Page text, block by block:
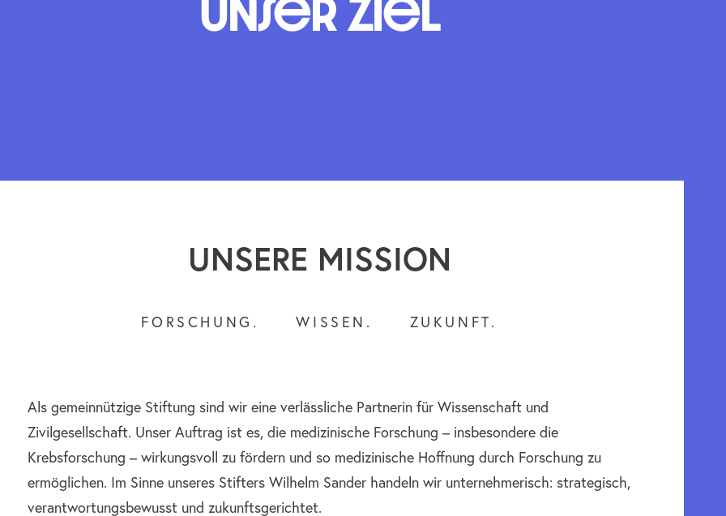
Unser Ziel
UNSERE MISSION
FORSCHUNG. WISSEN. ZUKUNFT.
Als gemeinnützige Stiftung sind wir eine verlässliche Partnerin für Wissenschaft und
Zivilgesellschaft. Unser Auftrag ist es, die medizinische Forschung – insbesondere die
Krebsforschung – wirkungsvoll zu fördern und so medizinische Hoffnung durch Forschung zu
ermöglichen. Im Sinne unseres Stifters Wilhelm Sander handeln wir unternehmerisch: strategisch,
verantwortungsbewusst und zukunftsgerichtet.